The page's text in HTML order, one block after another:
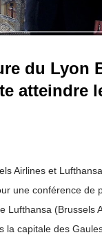
du Lyon
atteindre
Airlines et
une conférence de
Lufthansa (Brussels
la capitale des